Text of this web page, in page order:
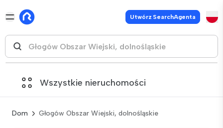
Utwórz SearchAgenta
Wszystkie nieruchomości
Dom Głogów Obszar Wiejski, dolnośląskie